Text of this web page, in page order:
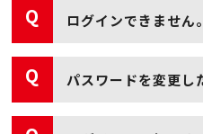
設定方法に問題が
用のプロバイダか、
携帯電話のメール
ン設定されている
からのメールを受
Q ログインできません。
Q パスワードを変更し